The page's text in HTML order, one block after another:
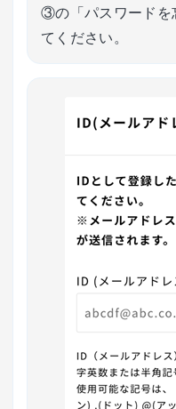
③の「パスワードを
てください。